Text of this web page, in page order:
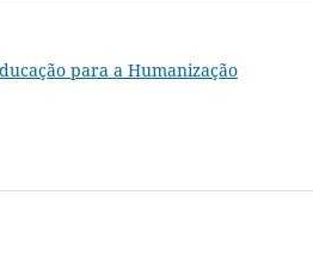
para a Humanização